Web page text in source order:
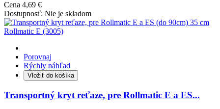
Cena 4,69 €
Dostupnosť: Nie je skladom
Porovnaj
Rýchly náhľad
Vložiť do košíka
Transportný kryt reťaze, pre Rollmatic E a ES...